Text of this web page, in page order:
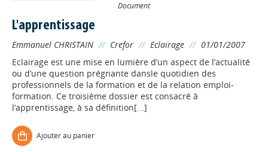
Document
L'apprentissage
Emmanuel CHRISTAIN // Crefor // Eclairage // 01/01/2007
Eclairage est une mise en lumière d’un aspect de l’actualité
ou d’une question prégnante dansle quotidien des
professionnels de la formation et de la relation emploi-
formation. Ce troisième dossier est consacré à
l’apprentissage, à sa définition[...]
Ajouter au panier